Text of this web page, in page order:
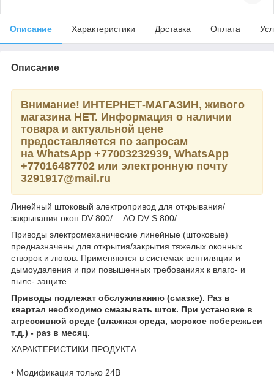
Описание Характеристики Доставка Оплата
Описание
Внимание! ИНТЕРНЕТ-МАГАЗИН, живого
магазина НЕТ. Информация о наличии
товара и актуальной цене
предоставляется по запросам
на WhatsApp +77003232939, WhatsApp
+77016487702 или электронную почту
3291917@mail.ru
Линейный штоковый электропривод для открывания/
закрывания окон DV 800/… AO DV S 800/…
Приводы электромеханические линейные (штоковые)
предназначены для открытия/закрытия тяжелых оконных
створок и люков. Применяются в системах вентиляции и
дымоудаления и при повышенных требованиях к влаго- и
пыле- защите.
Приводы подлежат обслуживанию (смазке). Раз в
квартал необходимо смазывать шток. При установке в
агрессивной среде (влажная среда, морское побережьеи
т.д.) - раз в месяц.
ХАРАКТЕРИСТИКИ ПРОДУКТА
• Модификация только 24В